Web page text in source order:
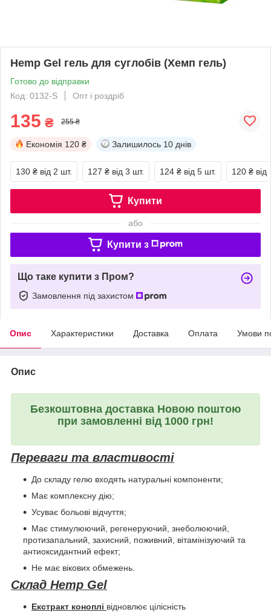
Hemp Gel гель для суглобів (Хемп гель)
Готово до відправки
Код: 0132-S
Опт і роздріб
135 ₴ 255 ₴
Економія 120 ₴ Залишилось 10 днів
130 ₴ від 2 шт. 127 ₴ від 3 шт. 124 ₴ від 5 шт. 120 ₴ від
Купити
або
Купити з
Що таке купити з Пром?
Замовлення під захистом
Опис Характеристики Доставка Оплата Умови
Опис
Безкоштовна доставка Новою поштою
при замовленні від 1000 грн!
Переваги та властивості
До складу гелю входять натуральні компоненти;
Має комплексну дію;
Усуває больові відчуття;
Має стимулюючий, регенеруючий, знеболюючий,
протизапальний, захисний, поживний, вітамінізуючий та
антиоксидантний ефект;
Не має вікових обмежень.
Склад Hemp Gel
Екстракт коноплі відновлює цілісність